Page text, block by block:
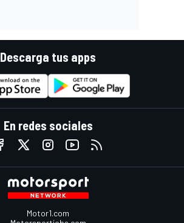
Descarga tus apps
En redes sociales
Motor1.com